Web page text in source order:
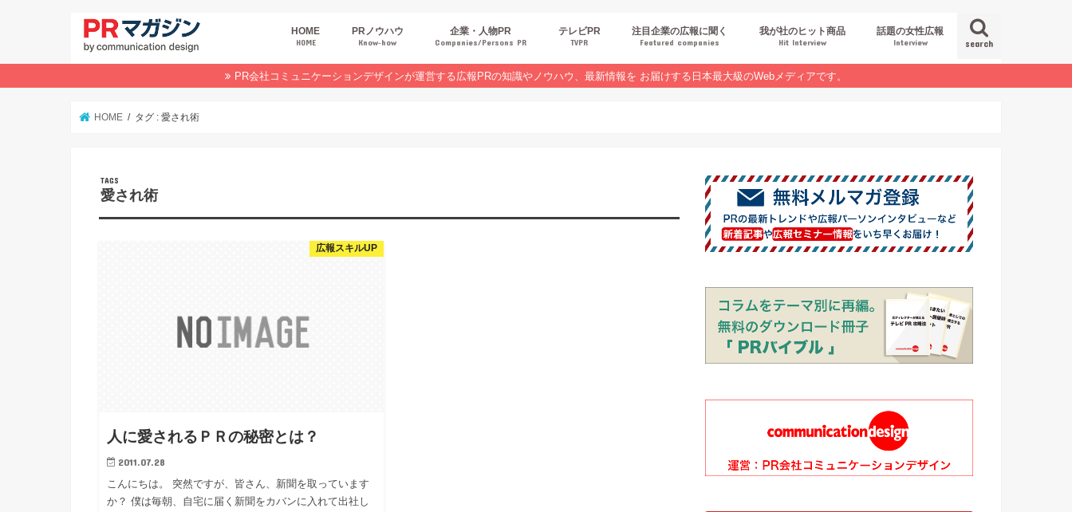
search
HOME
HOME
PRノウハウ
Know‐how
広報スキルUP
商品・サービスPR
デジタルPR
PRトレンド
イベントPR
業界コラム
オンラインセミナーレポート
企業・人物PR
Companies/Persons PR
テレビPR
TVPR
注目企業の広報に聞く
Featured companies
我が社のヒット商品
Hit Interview
話題の女性広報
Interview
PR会社コミュニケーションデザインが運営する広報PRの知識やノウハウ、最新情報を お届けする日本最大級のWebメディアです。
HOME タグ : 愛され術
愛され術
広報スキルUP
人に愛されるＰＲの秘密とは？
2011.07.28
こんにちは。 突然ですが、皆さん、新聞を取っています
か？ 僕は毎朝、自宅に届く新聞をカバンに入れて出社し